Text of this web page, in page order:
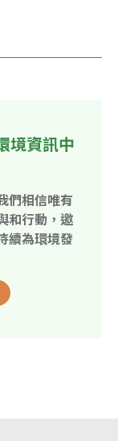
境資訊中
們相信唯有
和行動，邀
續為環境發